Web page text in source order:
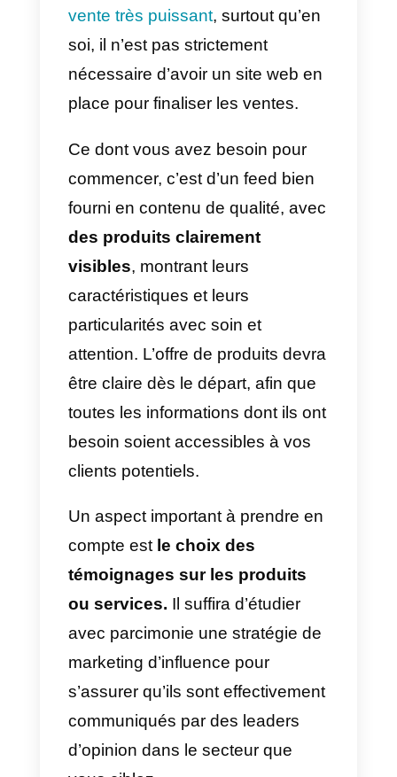
d’atteindre le public cible plus
efficacement, de comprendre
apporter un énorme avantage
concurrentiel à la marque.
Vous pouvez aussi créer une
équipe dédiéeà la gestion des
campagnes publicitaires
à faire connaître votre marque, à
augmenter les interactions avec
les utilisateurs et à faire la
publicité de vos produits ou
services.
Enfin, l’une des activités les plus
importantes que l’équipe peut
mener est degérer les
conversations avec le public
ciblede la marque, et d’avoir une
interaction constante avec lui.